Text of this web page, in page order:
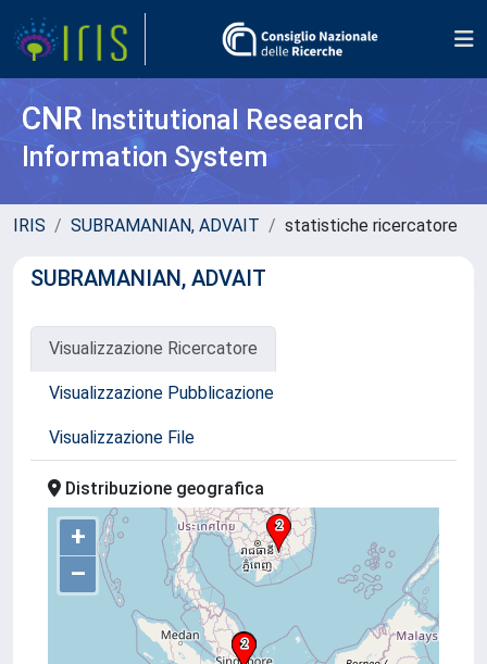
CNR Institutional Research
Information System
IRIS SUBRAMANIAN, ADVAIT statistiche ricercatore
SUBRAMANIAN, ADVAIT
Visualizzazione Ricercatore
Visualizzazione Pubblicazione
Visualizzazione File
Distribuzione geografica
+
–